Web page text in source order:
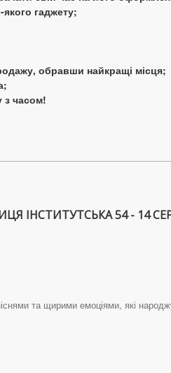
гаджету;
обравши найкращі місця;
з часом!
ІНСТИТУТСЬКА 54 - 14
та щирими емоціями, які